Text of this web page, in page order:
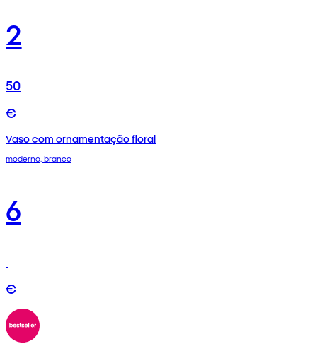
2
50
€
Vaso com ornamentação floral
moderno, branco
6
€